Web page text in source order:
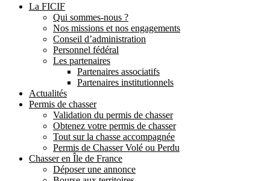
La FICIF
Qui sommes-nous ?
Nos missions et nos engagements
Conseil d’administration
Personnel fédéral
Les partenaires
Partenaires associatifs
Partenaires institutionnels
Actualités
Permis de chasser
Validation du permis de chasser
Obtenez votre permis de chasser
Tout sur la chasse accompagnée
Permis de Chasser Volé ou Perdu
Chasser en Île de France
Déposer une annonce